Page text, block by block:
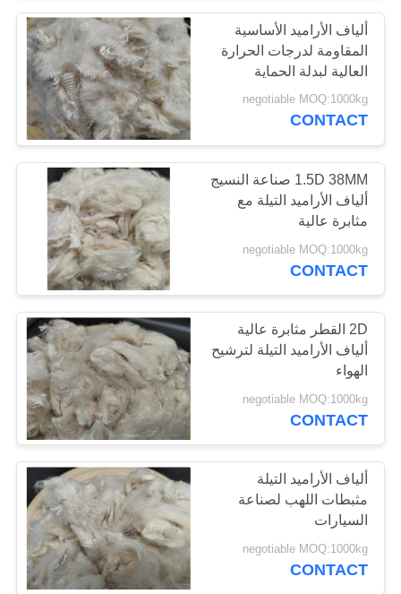
ألياف الأراميد الأساسية
المقاومة لدرجات الحرارة
العالية لبدلة الحماية
negotiable MOQ:1000kg
CONTACT
1.5D 38MM صناعة النسيج
ألياف الأراميد التيلة مع
مثابرة عالية
negotiable MOQ:1000kg
CONTACT
2D القطر مثابرة عالية
ألياف الأراميد التيلة لترشيح
الهواء
negotiable MOQ:1000kg
CONTACT
ألياف الأراميد التيلة
مثبطات اللهب لصناعة
السيارات
negotiable MOQ:1000kg
CONTACT